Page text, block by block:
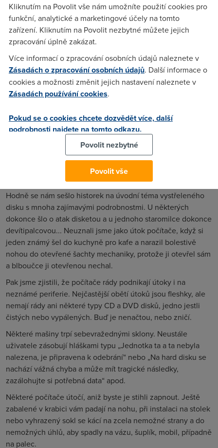
Sotva sáhl do útrob compu, dostal takovou pecku, jakou
naposledy při výměně žárovky ve svých pěti letech, když
netušil, jak se žárovka vyměňuje. Že by nějaká zbytková
energie? Statická elektřina?
Jiný přišel s méně oslňující historkou. Kdoví proč se mu
rozblikal monitor. Měsíc starý, fungující jinak spolehlivě.
Nešlo o běžné blikání, ale naprosto šílené, z něhož ho hned
bolely oči. Na diskotékách mají neškodná zrcátka oproti
vlny. Když přišel technik, monitor se choval normálně.
Zkoumali, zda nějaký zdroj v okolí nemůže vyzařovat nějaké
rušivé vlny, ale objevili jen kolegu manželku, vyzařující vlny
nenávistné energie, protože chtěla zrovna na internetu
chatovat s kamarádkou. Tyto vlny však nejspíše monitor
Hodně se nám sešlo historek na úvodní téma vystřeleného
disku s mnoha zajímavými podrobnostmi. U některých
dokonce šlo o atak disketou a u jednoho staromilce dokonce
devítipalcovou... Neuznali jsme jako útok počítače, když si
jeden známý šel do kuchyně pro kafe a narazil bolestivě
nohou do otevřené šachty mechaniky, protože ji otevřel sám
a blboučce ji otevřenou nechal.
Pak jsme zjistili, že počítače rády podnikají útoky i na
neznámé periferie. Nejčastější obětí útoků jsou fleshky, ale
nemají rády ani některé typy CD a DVD disků, jedno jestli
čistých nebo vypálených. Buď je nenačtou, nebo zničí.
Některé mašiny trpí sebevražednými sklony. Neustále
uživatele zásobují hláškami typu „Jednotka ta a ta nebyla
nalezena, je připravena k odebrání“ nebo „Na hard disku se
nachází vážná chyba a může mít tragické následky,
zazálohujte si potřebná data“ apod.
Některé počítače útočí, aniž byste je stihli zapnout. Ještě
zabalené v krabici vám padají na nohu, při instalaci na stolek
nebo vyhrazený sokl se kácí na zcela nemožné strany a do
nemožných úhlů, aby spadly na vázu, šuplík, mobil, případně
na palec.
Kliknutím na Povolit vše nám umožníte použití cookies pro
funkční, analytické a marketingové účely na tomto
zařízení. Kliknutím na Povolit nezbytné můžete jejich
zpracování úplně zakázat.
Více informací o zpracování osobních údajů naleznete v
Zásadách o zpracování osobních údajů. Další informace o
cookies a možnosti změnit jejich nastavení naleznete v
Zásadách používání cookies.
Pokud se o cookies chcete dozvědět více, další
podrobnosti najdete na tomto odkazu.
Povolit nezbytné
Povolit vše